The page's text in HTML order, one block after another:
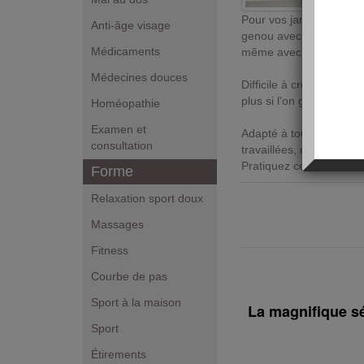
Anti-âge visage
Médicaments
Médecines douces
Homéopathie
Examen et
consultation
Forme
Relaxation sport doux
Massages
Fitness
Courbe de pas
Sport à la maison
Sport
Étirements
Pour vos jambes :
genou avec votre nez
même avec l’autre
Difficile à croire, mais
plus si l’on garde la
Adapté à tous, le
travaillées, ce qui se
Pratiquez ces
La magnifique